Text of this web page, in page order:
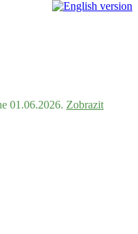
01.06.2026. Zobrazit